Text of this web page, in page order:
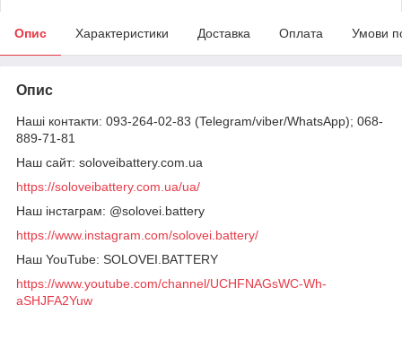
Опис Характеристики Доставка Оплата Умови
Опис
Наші контакти: 093-264-02-83 (Telegram/viber/WhatsApp); 068-
889-71-81
Наш сайт: soloveibattery.com.ua
https://soloveibattery.com.ua/ua/
Наш інстаграм: @solovei.battery
https://www.instagram.com/solovei.battery/
Наш YouTube: SOLOVEI.BATTERY
https://www.youtube.com/channel/UCHFNAGsWC-Wh-
aSHJFA2Yuw